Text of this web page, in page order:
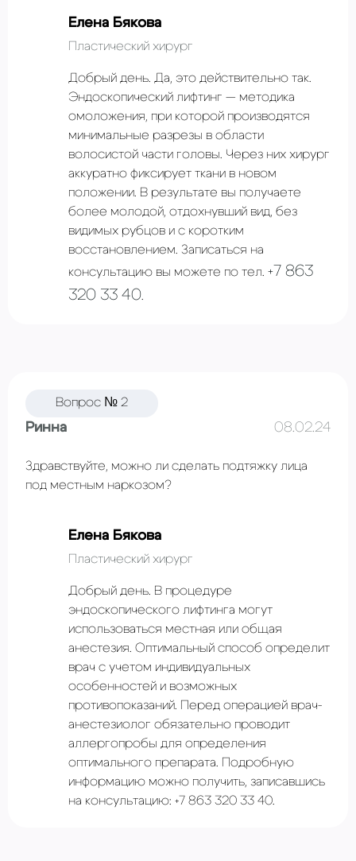
Елена Бякова
Пластический хирург
Добрый день. Да, это действительно так.
Эндоскопический лифтинг — методика
омоложения, при которой производятся
минимальные разрезы в области
волосистой части головы. Через них хирург
аккуратно фиксирует ткани в новом
положении. В результате вы получаете
более молодой, отдохнувший вид, без
видимых рубцов и с коротким
восстановлением. Записаться на
консультацию вы можете по тел. +7 863
320 33 40
Вопрос № 2
Ринна 08.02.24
Здравствуйте, можно ли сделать подтяжку лица
под местным наркозом?
Елена Бякова
Пластический хирург
Добрый день. В процедуре
эндоскопического лифтинга могут
использоваться местная или общая
анестезия. Оптимальный способ определит
врач с учетом индивидуальных
особенностей и возможных
противопоказаний. Перед операцией врач-
анестезиолог обязательно проводит
аллергопробы для определения
оптимального препарата. Подробную
информацию можно получить, записавшись
на консультацию: +7 863 320 33 40.